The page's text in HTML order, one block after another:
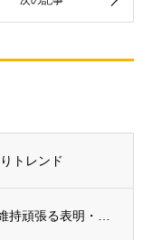
トレンド